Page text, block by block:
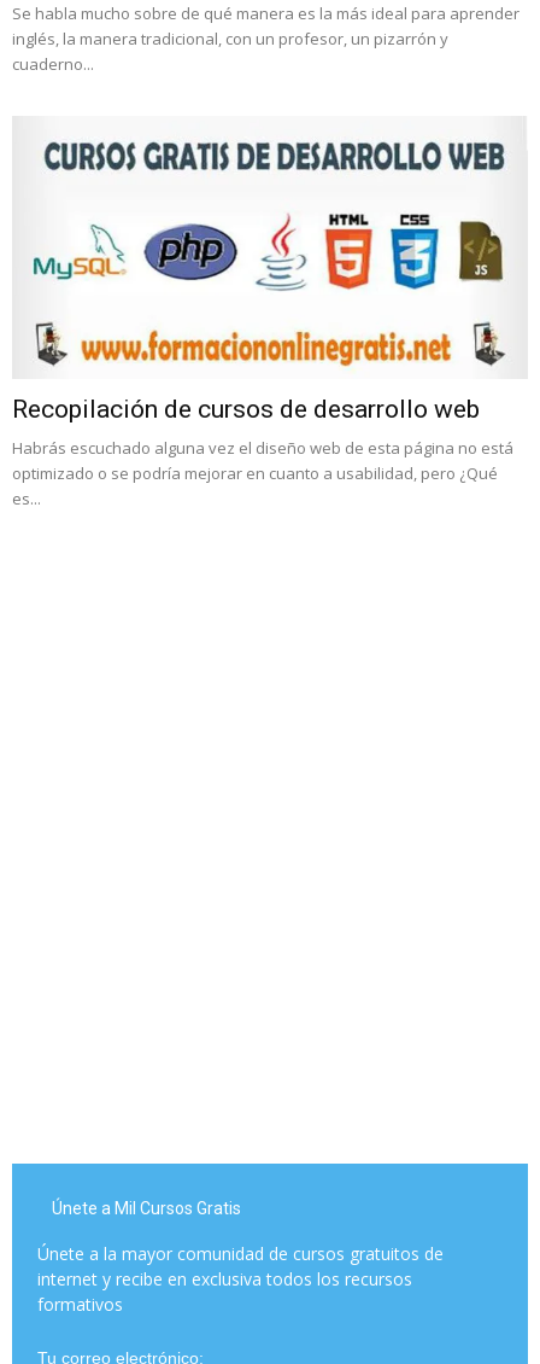
Se habla mucho sobre de qué manera es la más ideal para aprender
inglés, la manera tradicional, con un profesor, un pizarrón y
cuaderno...
Recopilación de cursos de desarrollo web
Habrás escuchado alguna vez el diseño web de esta página no está
optimizado o se podría mejorar en cuanto a usabilidad, pero ¿Qué
es...
Únete a Mil Cursos Gratis
Únete a la mayor comunidad de cursos gratuitos de
internet y recibe en exclusiva todos los recursos
formativos
Tu correo electrónico: